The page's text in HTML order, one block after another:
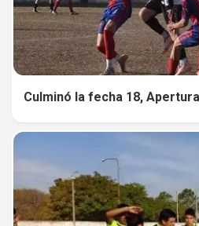
Culminó la fecha 18,